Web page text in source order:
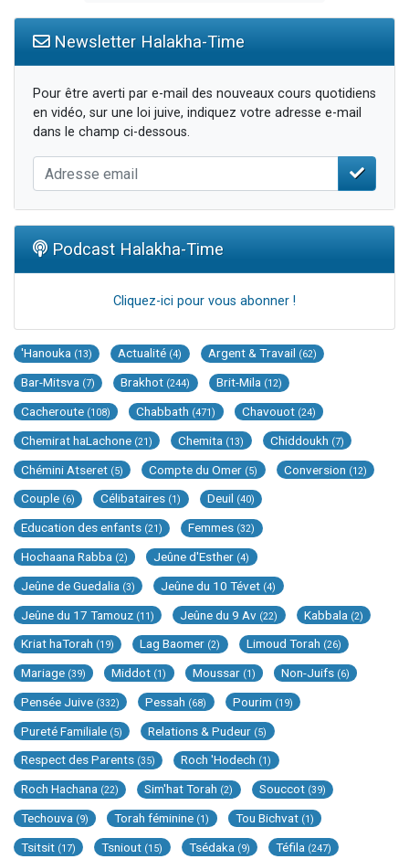
Newsletter Halakha-Time
Pour être averti par e-mail des nouveaux cours quotidiens
en vidéo, sur une loi juive, indiquez votre adresse e-mail
dans le champ ci-dessous.
Podcast Halakha-Time
Cliquez-ici pour vous abonner !
'Hanouka (13) Actualité (4) Argent & Travail (62)
Bar-Mitsva (7) Brakhot (244) Brit-Mila (12)
Cacheroute (108) Chabbath (471) Chavouot (24)
Chemirat haLachone (21) Chemita (13) Chiddoukh (7)
Chémini Atseret (5) Compte du Omer (5) Conversion (12)
Couple (6) Célibataires (1) Deuil (40)
Education des enfants (21) Femmes (32)
Hochaana Rabba (2) Jeûne d'Esther (4)
Jeûne de Guedalia (3) Jeûne du 10 Tévet (4)
Jeûne du 17 Tamouz (11) Jeûne du 9 Av (22) Kabbala (2)
Kriat haTorah (19) Lag Baomer (2) Limoud Torah (26)
Mariage (39) Middot (1) Moussar (1) Non-Juifs (6)
Pensée Juive (332) Pessah (68) Pourim (19)
Pureté Familiale (5) Relations & Pudeur (5)
Respect des Parents (35) Roch 'Hodech (1)
Roch Hachana (22) Sim'hat Torah (2) Souccot (39)
Techouva (9) Torah féminine (1) Tou Bichvat (1)
Tsitsit (17) Tsniout (15) Tsédaka (9) Téfila (247)